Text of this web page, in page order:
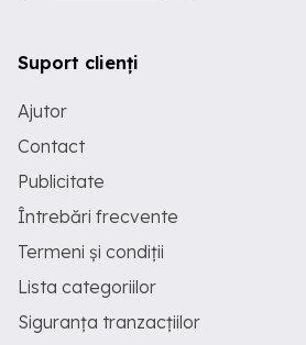
Suport clienți
Ajutor
Contact
Publicitate
Întrebări frecvente
Termeni și condiții
Lista categoriilor
Siguranța tranzacțiilor